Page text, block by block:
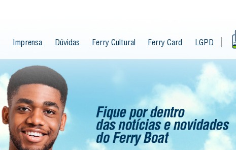
Imprensa Dúvidas Ferry Cultural Ferry Card LGPD